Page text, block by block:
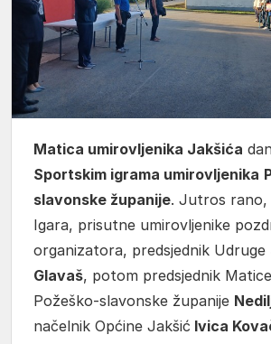
Matica umirovljenika Jakšića
Sportskim igrama umirovljenika
slavonske županije. Jutros
Igara, prisutne umirovljenike
organizatora, predsjednik Udruge
Glavaš, potom predsjednik
Požeško-slavonske županije
načelnik Općine Jakšić Ivica